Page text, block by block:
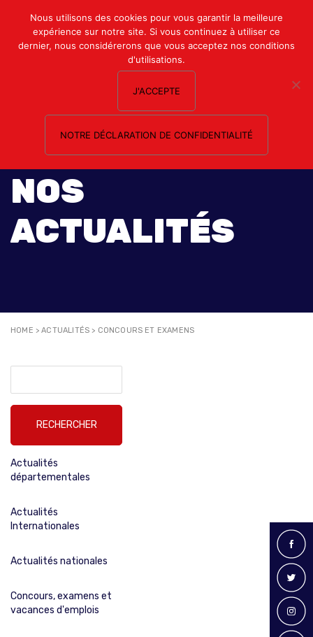
Mon compte
Nous contacter
NOS
ACTUALITÉS
HOME >ACTUALITÉS > CONCOURS ET EXAMENS
Actualités
départementales
Actualités
Internationales
Actualités nationales
Concours, examens et
vacances d'emplois
Nous utilisons des cookies pour vous garantir la meilleure
expérience sur notre site. Si vous continuez à utiliser ce
dernier, nous considérerons que vous acceptez nos conditions
d'utilisations.
J'ACCEPTE
NOTRE DÉCLARATION DE CONFIDENTIALITÉ